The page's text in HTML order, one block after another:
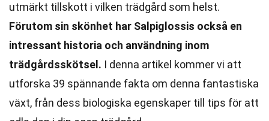
utmärkt tillskott i vilken trädgård som helst.
Förutom sin skönhet har Salpiglossis också en
intressant historia och användning inom
trädgårdsskötsel. I denna artikel kommer vi att
utforska 39 spännande fakta om denna fantastiska
växt, från dess biologiska egenskaper till tips för att